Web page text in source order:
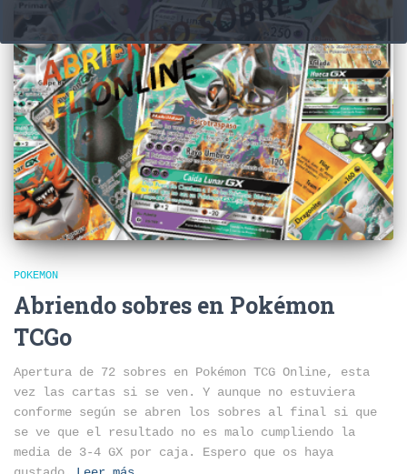
POKEMON
Abriendo sobres en Pokémon
TCGo
Apertura de 72 sobres en Pokémon TCG Online, esta
vez las cartas si se ven. Y aunque no estuviera
conforme según se abren los sobres al final si que
se ve que el resultado no es malo cumpliendo la
media de 3-4 GX por caja. Espero que os haya